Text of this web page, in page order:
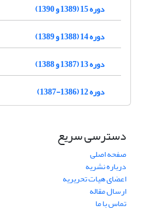
دوره 15 (1389 و 1390)
دوره 14 (1388 و 1389)
دوره 13 (1387 و 1388)
دوره 12 (1386-1387)
دسترسی سریع
صفحه اصلی
درباره نشریه
اعضای هیات تحریریه
ارسال مقاله
تماس با ما